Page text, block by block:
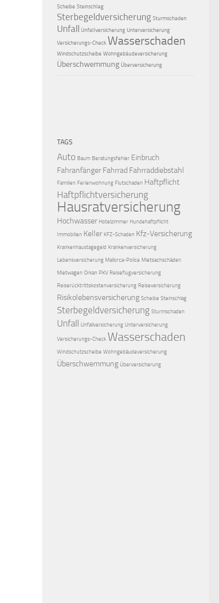
Scheibe Steinschlag
Sterbegeldversicherung Sturmschaden
Unfall Unfallversicherung Unterversicherung
Versicherungs-Check Wasserschaden
Windschutzscheibe Wohngebäudeversicherung
Überschwemmung Überversicherung
TAGS
Auto Baum Beratungsfehler Einbruch
Fahranfänger Fahrrad Fahrraddiebstahl
Familien Ferienwohnung Flutschaden Haftpflicht
Haftpflichtversicherung
Hausratversicherung
Hochwasser Hotelzimmer Hundehaftpflicht
Immobilien Keller KFZ-Schaden Kfz-Versicherung
Krankenhaustagegeld Krankenversicherung
Lebensversicherung Mallorca-Police Mietsachschäden
Mietwagen Orkan PKV Reiseflugversicherung
Reiserücktrittskostenversicherung Reiseversicherung
Risikolebensversicherung Scheibe Steinschlag
Sterbegeldversicherung Sturmschaden
Unfall Unfallversicherung Unterversicherung
Versicherungs-Check Wasserschaden
Windschutzscheibe Wohngebäudeversicherung
Überschwemmung Überversicherung